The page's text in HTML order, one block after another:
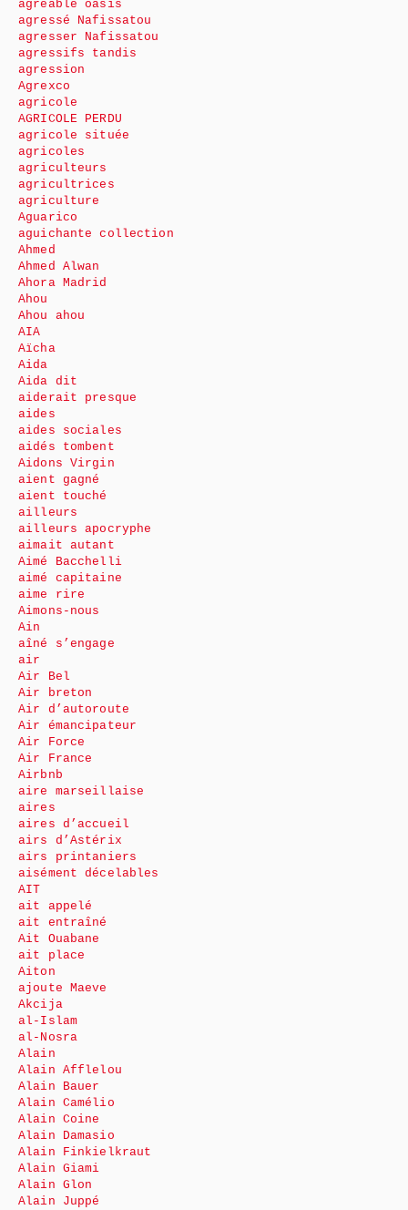
agréable oasis
agressé Nafissatou
agresser Nafissatou
agressifs tandis
agression
Agrexco
agricole
AGRICOLE PERDU
agricole située
agricoles
agriculteurs
agricultrices
agriculture
Aguarico
aguichante collection
Ahmed
Ahmed Alwan
Ahora Madrid
Ahou
Ahou ahou
AIA
Aïcha
Aida
Aida dit
aiderait presque
aides
aides sociales
aidés tombent
Aidons Virgin
aient gagné
aient touché
ailleurs
ailleurs apocryphe
aimait autant
Aimé Bacchelli
aimé capitaine
aime rire
Aimons-nous
Ain
aîné s’engage
air
Air Bel
Air breton
Air d’autoroute
Air émancipateur
Air Force
Air France
Airbnb
aire marseillaise
aires
aires d’accueil
airs d’Astérix
airs printaniers
aisément décelables
AIT
ait appelé
ait entraîné
Ait Ouabane
ait place
Aiton
ajoute Maeve
Akcija
al-Islam
al-Nosra
Alain
Alain Afflelou
Alain Bauer
Alain Camélio
Alain Coine
Alain Damasio
Alain Finkielkraut
Alain Giami
Alain Glon
Alain Juppé